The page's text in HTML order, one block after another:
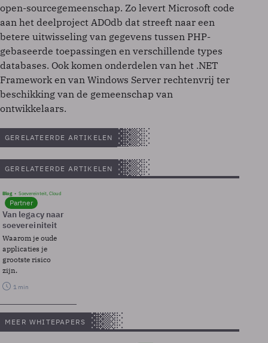
open-sourcegemeenschap. Zo levert Microsoft code
aan het deelproject ADOdb dat streeft naar een
betere uitwisseling van gegevens tussen PHP-
gebaseerde toepassingen en verschillende types
databases. Ook komen onderdelen van het .NET
Framework en van Windows Server rechtenvrij ter
beschikking van de gemeenschap van
ontwikkelaars.
GERELATEERDE ARTIKELEN
GERELATEERDE ARTIKELEN
Blog Soevereinteit, Cloud
Partner
Van legacy naar
soevereiniteit
Waarom je oude
applicaties je
grootste risico
zijn.
1 min
MEER WHITEPAPERS